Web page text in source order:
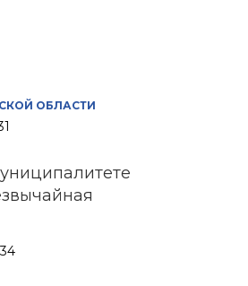
ОБЛАСТИ